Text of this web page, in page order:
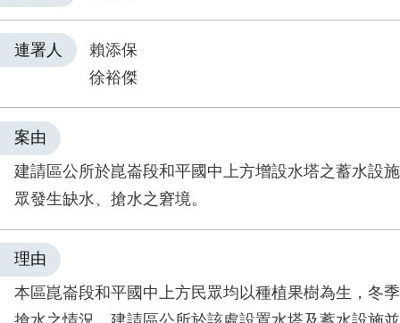
連署人
賴添保
徐裕傑
案由
建請區公所於崑崙段和平國中上方增設水塔之蓄水設
眾發生缺水、搶水之窘境。
理由
本區崑崙段和平國中上方民眾均以種植果樹為生，冬